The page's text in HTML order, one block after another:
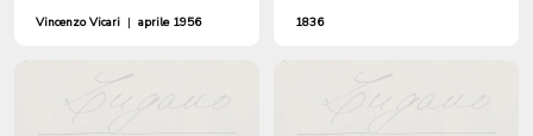
Vincenzo Vicari | aprile 1956
sia data una SEPOLTURA
1836